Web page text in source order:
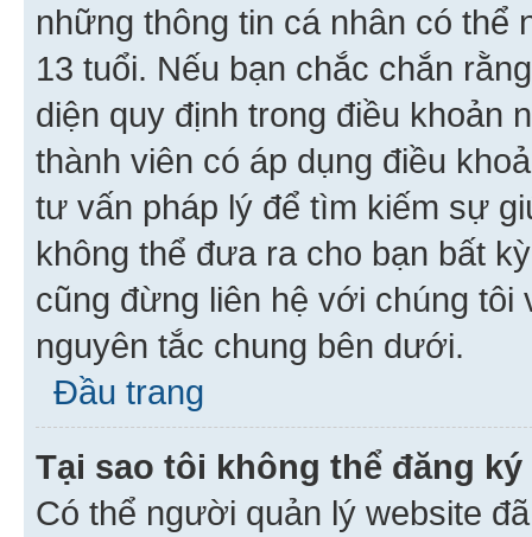
những thông tin cá nhân có thể
13 tuổi. Nếu bạn chắc chắn
diện quy định trong điều khoản
thành viên có áp dụng điều
tư vấn pháp lý để tìm kiếm sự
không thể đưa ra cho bạn bất
cũng đừng liên hệ với chúng
nguyên tắc chung bên dưới.
Đầu trang
Tại sao tôi không thể đăng
Có thể người quản lý website